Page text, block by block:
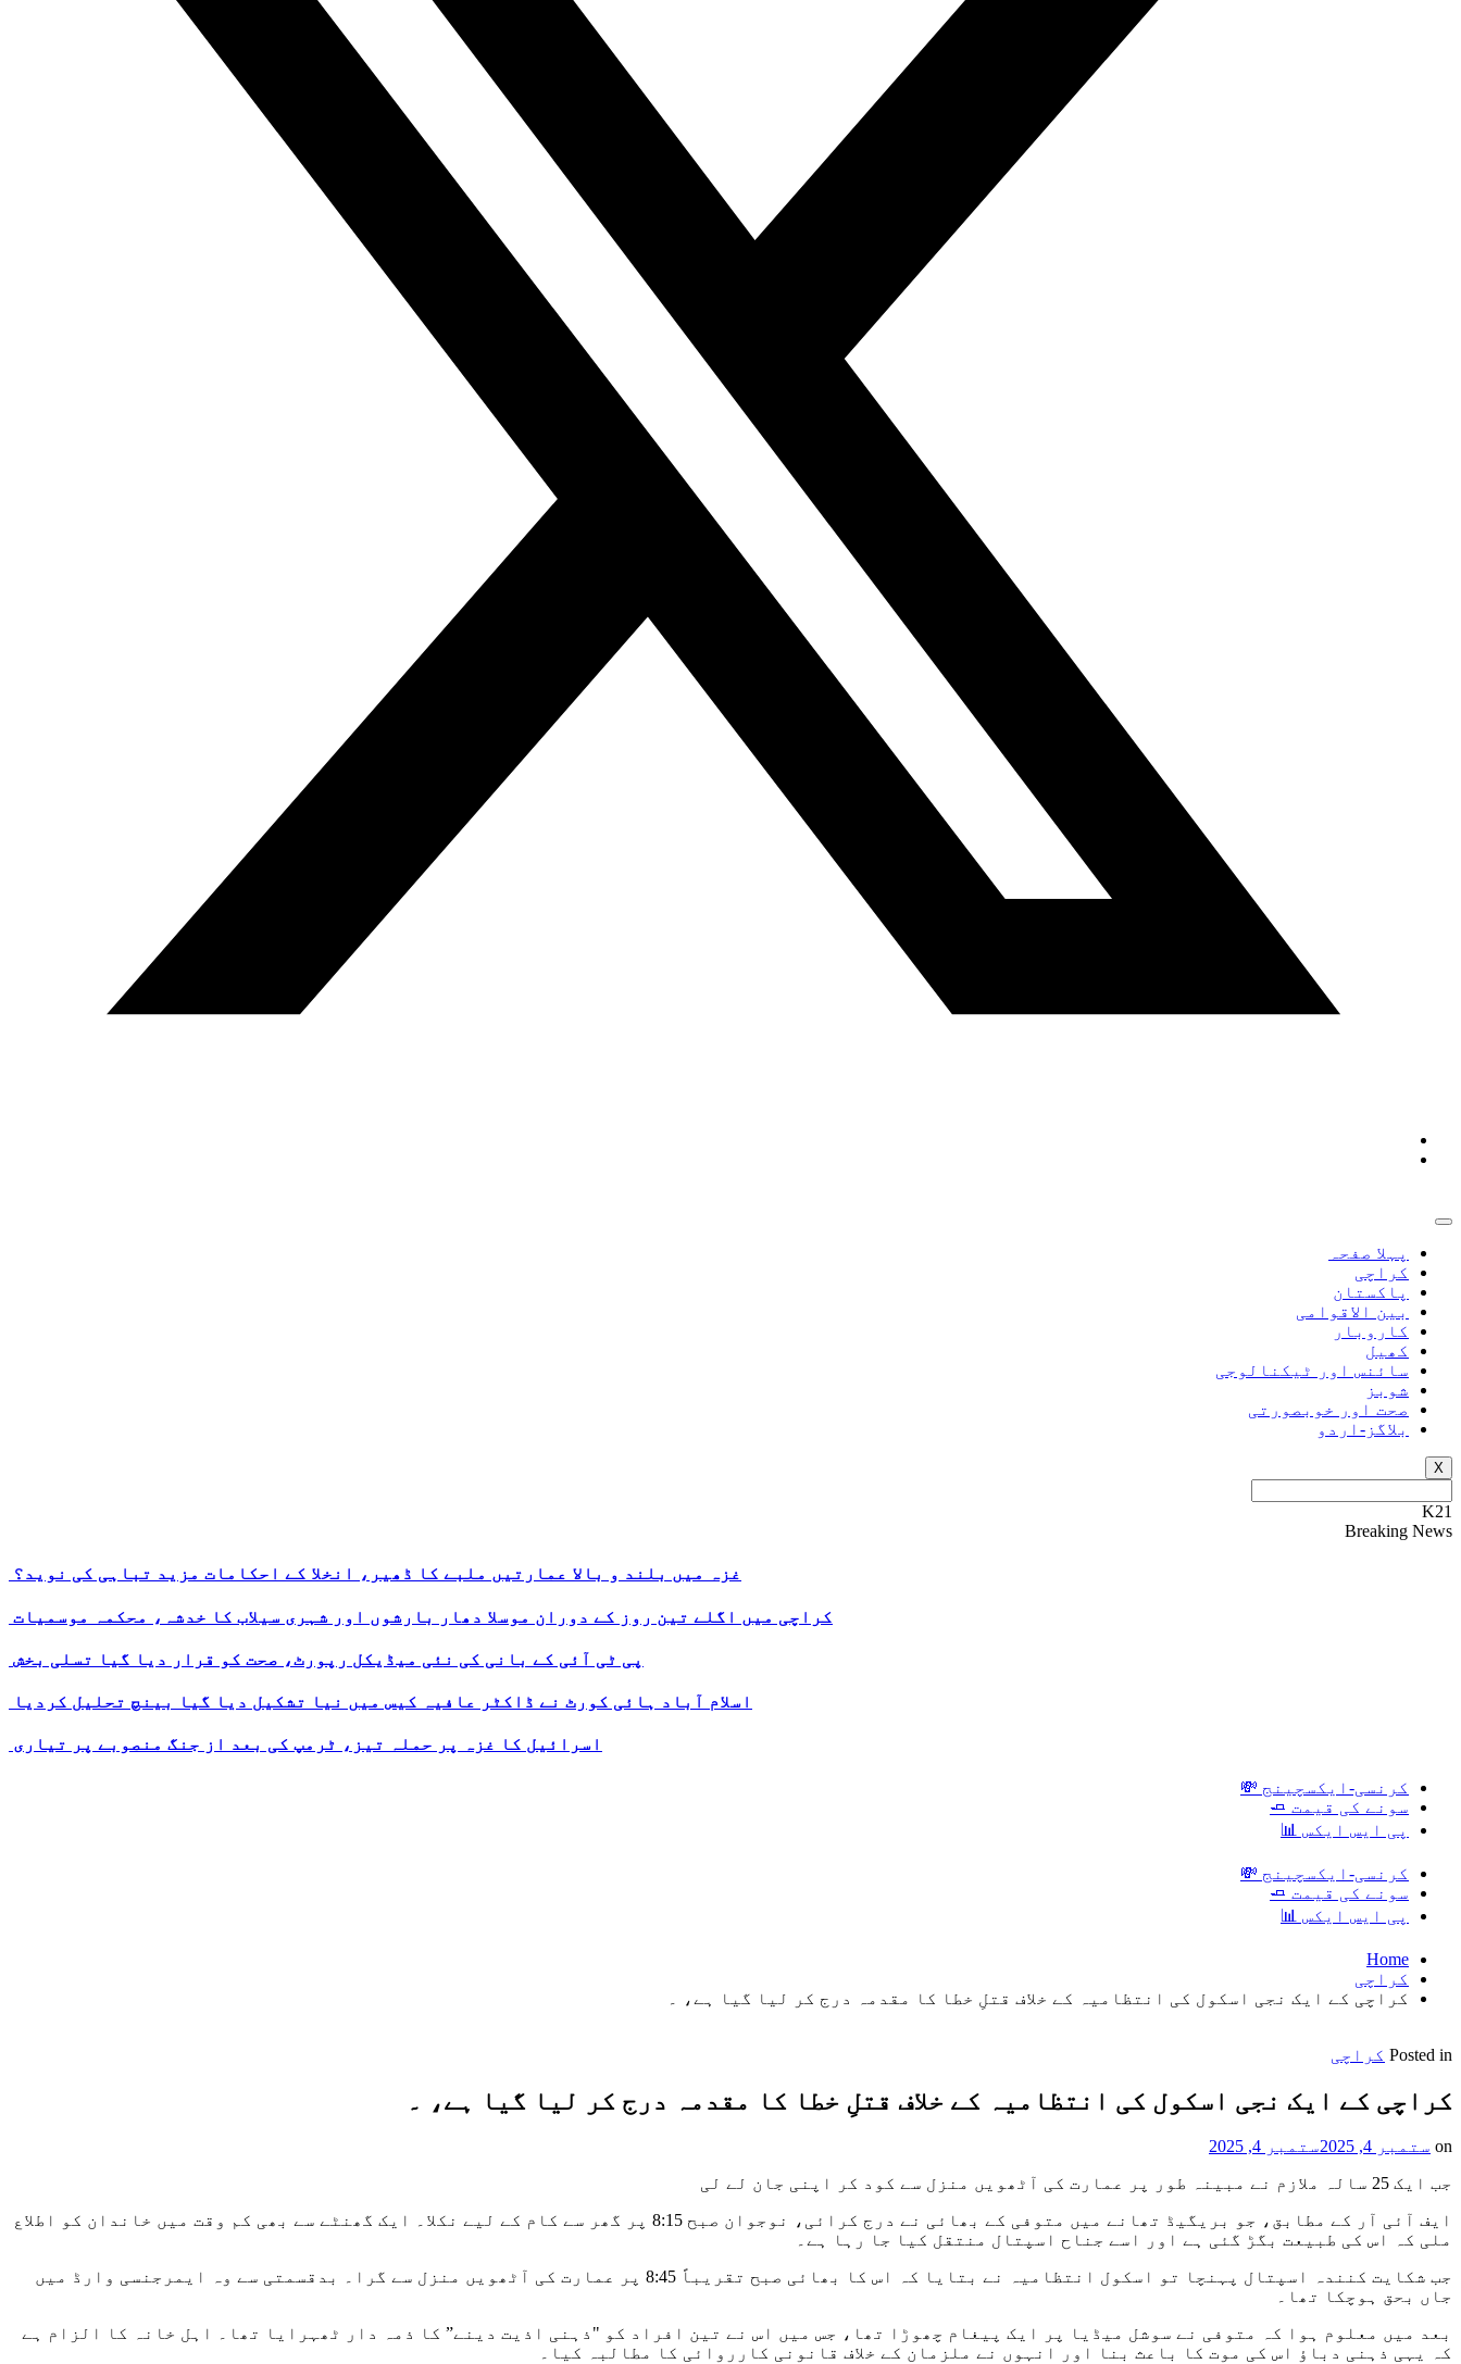
پہلا صفحہ
کراچی
پاکستان
بین الاقوامی
کاروبار
کھیل
سائنس اور ٹیکنالوجی
شوبز
صحت اور خوبصورتی
بلاگز-اردو
X
K21
Breaking News
غزہ میں بلند و بالا عمارتیں ملبے کا ڈھیر، انخلا کے احکامات مزید تباہی کی نوید؟
کراچی میں اگلے تین روز کے دوران موسلا دھار بارشوں اور شہری سیلاب کا خدشہ، محکمہ موسمیات
پی ٹی آئی کے بانی کی نئی میڈیکل رپورٹ، صحت کو قرار دیا گیا تسلی بخش
اسلام آباد ہائی کورٹ نے ڈاکٹر عافیہ کیس میں نیا تشکیل دیا گیا بینچ تحلیل کردیا
اسرائیل کا غزہ پر حملہ تیز، ٹرمپ کی بعد از جنگ منصوبے پر تیاری
کرنسی-ایکسچینج 💸
سونے کی قیمت 🧈
پی ایس ایکس 📊
کرنسی-ایکسچینج 💸
سونے کی قیمت 🧈
پی ایس ایکس 📊
Home
کراچی
کراچی کے ایک نجی اسکول کی انتظامیہ کے خلاف قتلِ خطا کا مقدمہ درج کر لیا گیا ہے، ۔
Posted in کراچی
کراچی کے ایک نجی اسکول کی انتظامیہ کے خلاف قتلِ خطا کا مقدمہ درج کر لیا گیا ہے، ۔
on ستمبر 4, 2025
ستمبر 4, 2025
جب ایک 25 سالہ ملازم نے مبینہ طور پر عمارت کی آٹھویں منزل سے کود کر اپنی جان لے لی
ایف آئی آر کے مطابق، جو بریگیڈ تھانے میں متوفی کے بھائی نے درج کرائی، نوجوان صبح 8:15 پر گھر سے کام کے لیے نکلا۔ ایک گھنٹے سے بھی کم وقت میں خاندان کو اطلاع
ملی کہ اس کی طبیعت بگڑ گئی ہے اور اسے جناح اسپتال منتقل کیا جا رہا ہے۔
جب شکایت کنندہ اسپتال پہنچا تو اسکول انتظامیہ نے بتایا کہ اس کا بھائی صبح تقریباً 8:45 پر عمارت کی آٹھویں منزل سے گرا۔ بدقسمتی سے وہ ایمرجنسی وارڈ میں
جاں بحق ہوچکا تھا۔
بعد میں معلوم ہوا کہ متوفی نے سوشل میڈیا پر ایک پیغام چھوڑا تھا، جس میں اس نے تین افراد کو "ذہنی اذیت دینے” کا ذمہ دار ٹھہرایا تھا۔ اہل خانہ کا الزام ہے
کہ یہی ذہنی دباؤ اس کی موت کا باعث بنا اور انہوں نے ملزمان کے خلاف قانونی کارروائی کا مطالبہ کیا۔